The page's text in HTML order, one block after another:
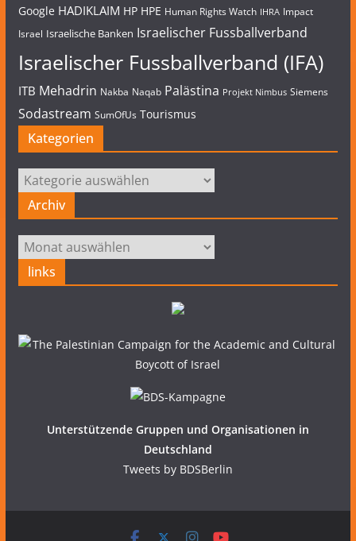
Google HADIKLAIM HP HPE Human Rights Watch IHRA Impact
Israel Israelische Banken Israelischer Fussballverband
Israelischer Fussballverband (IFA)
ITB Mehadrin Nakba Naqab Palästina Projekt Nimbus Siemens
Sodastream SumOfUs Tourismus
Kategorien
Kategorien
Archiv
Archiv
links
Unterstützende Gruppen und Organisationen in
Deutschland
Tweets by BDSBerlin